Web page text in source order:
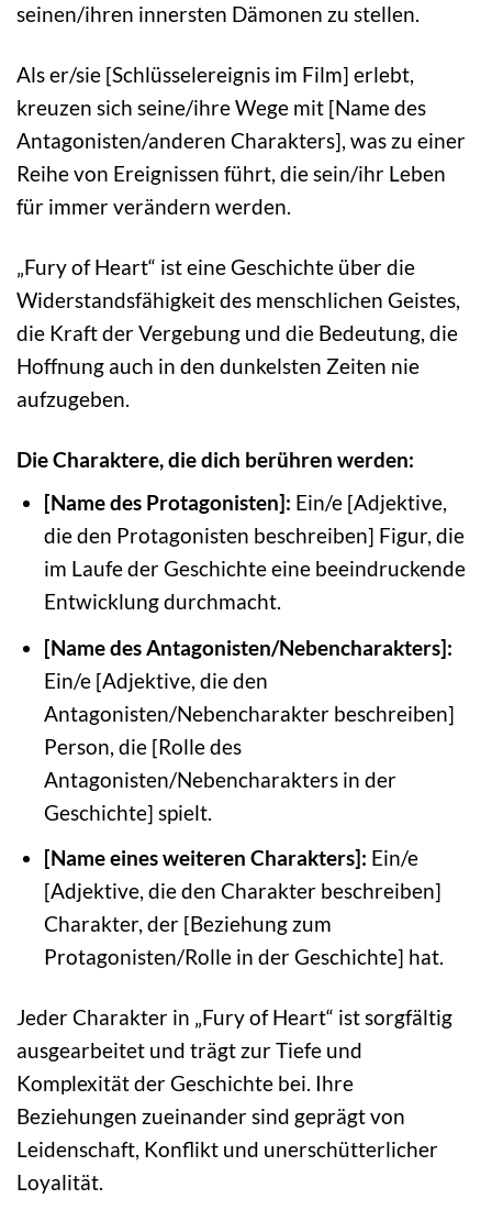
seinen/ihren innersten Dämonen zu stellen.
Als er/sie [Schlüsselereignis im Film] erlebt,
kreuzen sich seine/ihre Wege mit [Name des
Antagonisten/anderen Charakters], was zu einer
Reihe von Ereignissen führt, die sein/ihr Leben
für immer verändern werden.
„Fury of Heart“ ist eine Geschichte über die
Widerstandsfähigkeit des menschlichen Geistes,
die Kraft der Vergebung und die Bedeutung, die
Hoffnung auch in den dunkelsten Zeiten nie
aufzugeben.
Die Charaktere, die dich berühren werden:
[Name des Protagonisten]: Ein/e [Adjektive,
die den Protagonisten beschreiben] Figur, die
im Laufe der Geschichte eine beeindruckende
Entwicklung durchmacht.
[Name des Antagonisten/Nebencharakters]:
Ein/e [Adjektive, die den
Antagonisten/Nebencharakter beschreiben]
Person, die [Rolle des
Antagonisten/Nebencharakters in der
Geschichte] spielt.
[Name eines weiteren Charakters]: Ein/e
[Adjektive, die den Charakter beschreiben]
Charakter, der [Beziehung zum
Protagonisten/Rolle in der Geschichte] hat.
Jeder Charakter in „Fury of Heart“ ist sorgfältig
ausgearbeitet und trägt zur Tiefe und
Komplexität der Geschichte bei. Ihre
Beziehungen zueinander sind geprägt von
Leidenschaft, Konflikt und unerschütterlicher
Loyalität.